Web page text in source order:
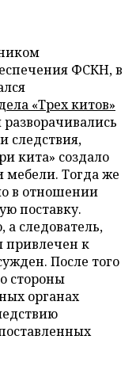
ФСКН, в
«Трех китов»
следствия,
кита» создало
мебели. Тогда же
в отношении
поставку.
следователь,
привлечен к
После того
стороны
органах